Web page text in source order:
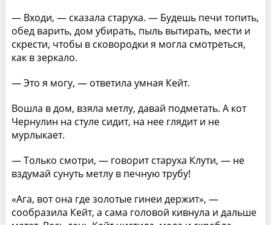
— Входи, — сказала старуха. — Будешь печи топить,
обед варить, дом убирать, пыль вытирать, мести и
скрести, чтобы в сковородки я могла смотреться,
как в зеркало.
— Это я могу, — ответила умная Кейт.
Вошла в дом, взяла метлу, давай подметать. А кот
Чернулин на стуле сидит, на нее глядит и не
мурлыкает.
— Только смотри, — говорит старуха Клути, — не
вздумай сунуть метлу в печную трубу!
«Ага, вот она где золотые гинеи держит», —
сообразила Кейт, а сама головой кивнула и дальше